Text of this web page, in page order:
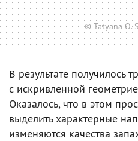
© Tatyana O.
В результате получилось
с искривленной
Оказалось, что в этом
выделить характерные
изменяются качества